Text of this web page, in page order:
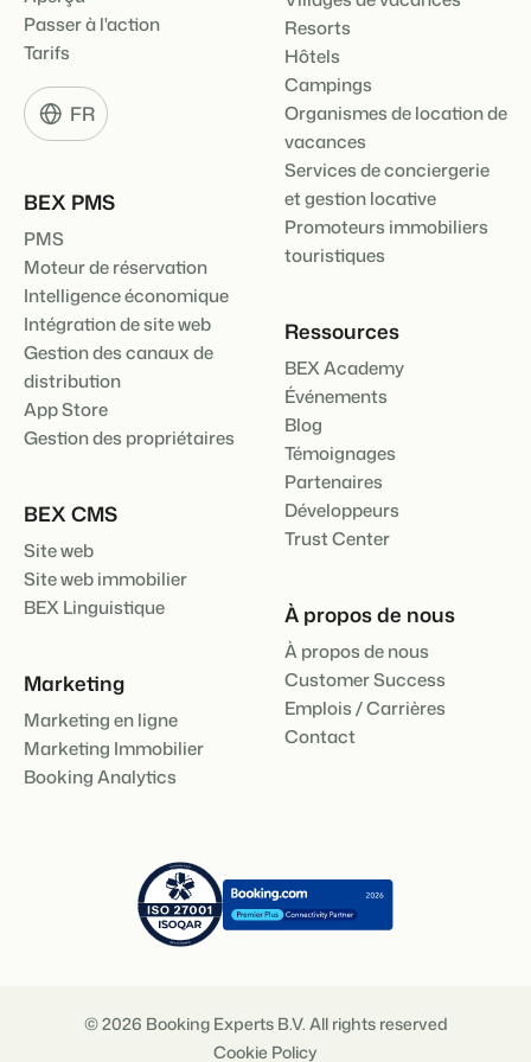
Présentation de Booking Experts
Découvrez les possibilités infinies de la plateforme Booking
Pour les Parcs de Vacances
Découvrez les avantages de Booking Experts pour un parc
de vacances
Découvrez les avantages de Booking Experts pour un
groupe
Passer à l'action
Tarifs
FR
BEX PMS
PMS
Moteur de réservation
Intelligence économique
Intégration de site web
Gestion des canaux de
distribution
App Store
Gestion des propriétaires
BEX CMS
Site web
Site web immobilier
BEX Linguistique
Marketing
Marketing en ligne
Marketing Immobilier
Booking Analytics
Resorts
Hôtels
Campings
Organismes de location de
vacances
Services de conciergerie
et gestion locative
Promoteurs immobiliers
touristiques
Ressources
BEX Academy
Événements
Blog
Témoignages
Partenaires
Développeurs
Trust Center
À propos de nous
À propos de nous
Customer Success
Emplois / Carrières
Contact
© 2026 Booking Experts B.V. All rights reserved
Cookie Policy